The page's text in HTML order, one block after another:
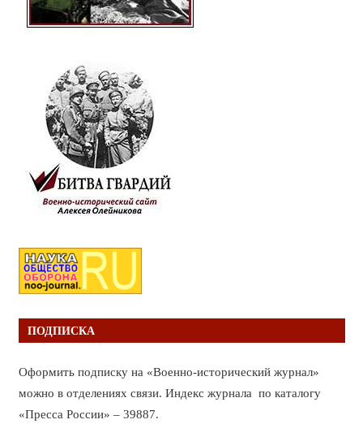
ПОДПИСКА
Оформить подписку на «Военно-исторический журнал»
можно в отделениях связи. Индекс журнала по каталогу
«Пресса России» – 39887.